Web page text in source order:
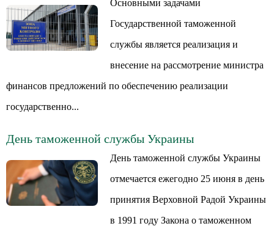
Основными задачами
Государственной таможенной
службы является реализация и
внесение на рассмотрение министра
финансов предложений по обеспечению реализации
государственно...
День таможенной службы Украины
День таможенной службы Украины
отмечается ежегодно 25 июня в день
принятия Верховной Радой Украины
в 1991 году Закона о таможенном